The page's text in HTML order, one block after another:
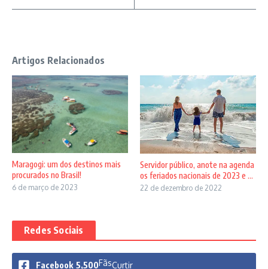
Artigos Relacionados
Maragogi: um dos destinos mais
procurados no Brasil!
6 de março de 2023
Servidor público, anote na agenda
os feriados nacionais de 2023 e ...
22 de dezembro de 2022
Redes Sociais
Facebook 5,500FãsCurtir